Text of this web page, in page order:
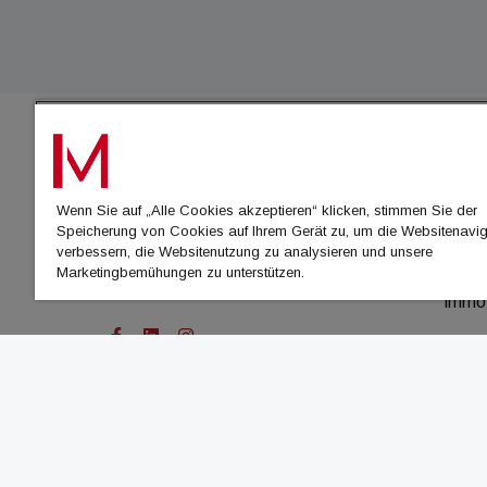
Wenn Sie auf „Alle Cookies akzeptieren“ klicken, stimmen Sie der
Speicherung von Cookies auf Ihrem Gerät zu, um die
verbessern, die Websitenutzung zu analysieren und unsere
Marketingbemühungen zu unterstützen.